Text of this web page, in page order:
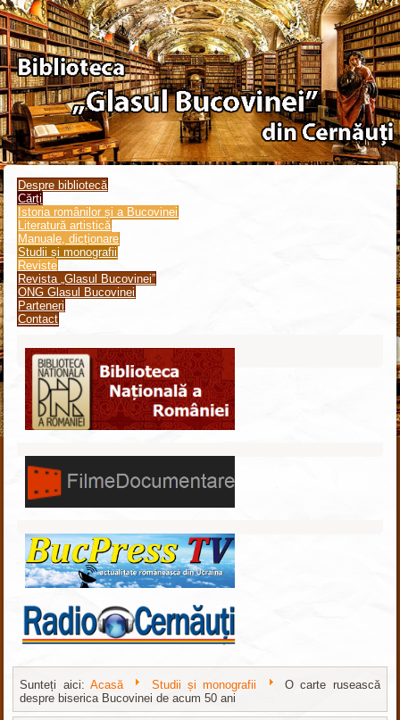
Despre bibliotecă
Cărți
Istoria românilor și a Bucovinei
Literatură artistică
Manuale, dicționare
Studii și monografii
Reviste
Revista „Glasul Bucovinei”
ONG Glasul Bucovinei
Parteneri
Contact
Sunteți aici:Acasă Studii și monografii
O carte rusească
despre biserica Bucovinei de acum 50 ani